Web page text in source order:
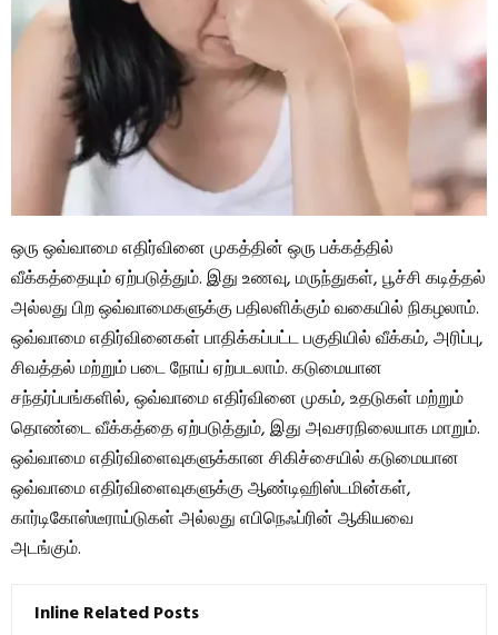
ஒரு ஒவ்வாமை எதிர்வினை முகத்தின் ஒரு பக்கத்தில்
வீக்கத்தையும் ஏற்படுத்தும். இது உணவு, மருந்துகள், பூச்சி கடித்தல்
அல்லது பிற ஒவ்வாமைகளுக்கு பதிலளிக்கும் வகையில் நிகழலாம்.
ஒவ்வாமை எதிர்வினைகள் பாதிக்கப்பட்ட பகுதியில் வீக்கம், அரிப்பு,
சிவத்தல் மற்றும் படை நோய் ஏற்படலாம். கடுமையான
சந்தர்ப்பங்களில், ஒவ்வாமை எதிர்வினை முகம், உதடுகள் மற்றும்
தொண்டை வீக்கத்தை ஏற்படுத்தும், இது அவசரநிலையாக மாறும்.
ஒவ்வாமை எதிர்விளைவுகளுக்கான சிகிச்சையில் கடுமையான
ஒவ்வாமை எதிர்விளைவுகளுக்கு ஆண்டிஹிஸ்டமின்கள்,
கார்டிகோஸ்டீராய்டுகள் அல்லது எபிநெஃப்ரின் ஆகியவை
அடங்கும்.
Inline Related Posts